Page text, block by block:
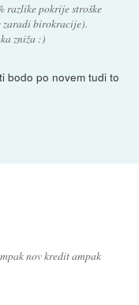
razlike pokrije stroške
zaradi birokracije).
zniža :)
bodo po novem tudi to
nov kredit ampak